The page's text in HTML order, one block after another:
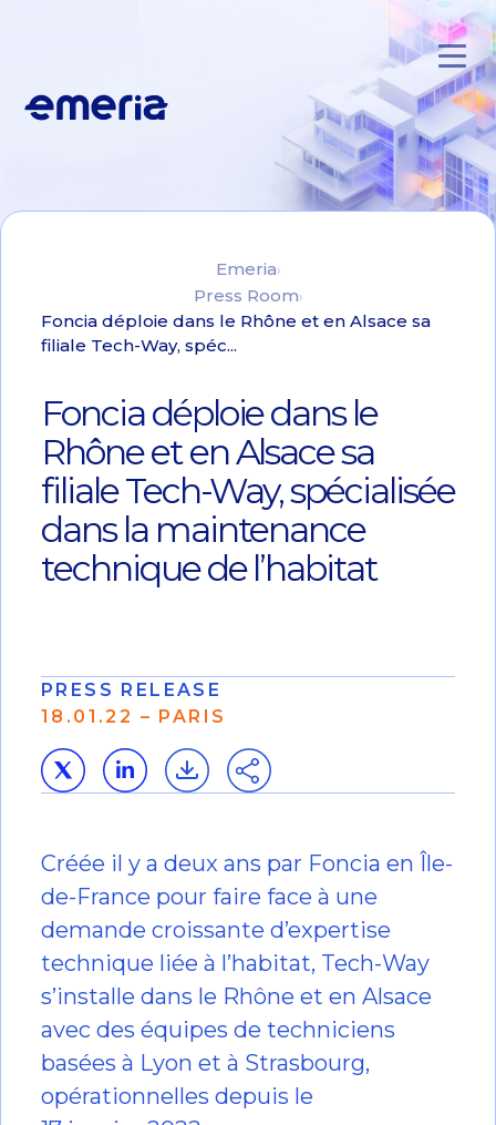
Emeria
Emeria
Press Room
Foncia déploie dans le Rhône et en Alsace sa
filiale Tech-Way, spéc...
Foncia déploie dans le
Rhône et en Alsace sa
filiale Tech-Way, spécialisée
dans la maintenance
technique de l’habitat
PRESS RELEASE
18.01.22 – PARIS
Créée il y a deux ans par Foncia en Île-
de-France pour faire face à une
demande croissante d’expertise
technique liée à l’habitat, Tech-Way
s’installe dans le Rhône et en Alsace
avec des équipes de techniciens
basées à Lyon et à Strasbourg,
opérationnelles depuis le